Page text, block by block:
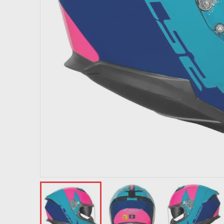
capacete